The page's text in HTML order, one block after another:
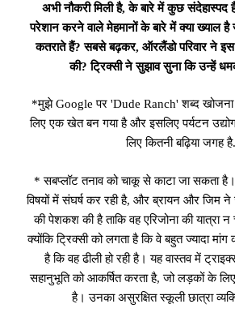
अभी नौकरी मिली है, के बारे में कुछ
परेशान करने वाले मेहमानों के बारे में क्या ख्याल
कतराते हैं? सबसे बढ़कर, ऑरलैंडो परिवार ने इस
की? ट्रिक्सी ने सुझाव सुना कि उन्हें
*मुझे Google पर 'Dude Ranch' शब्द
लिए एक खेत बन गया है और इसलिए पर्यटन
लिए कितनी बढ़िया जगह है.
* सबप्लॉट तनाव को चाकू से काटा जा सकता
विषयों में संघर्ष कर रही है, और ब्रायन और जिम
की पेशकश की है ताकि वह एरिजोना की यात्रा न
क्योंकि ट्रिक्सी को लगता है कि वे बहुत ज्यादा
है कि वह ढीली हो रही है। यह वास्तव में
सहानुभूति को आकर्षित करता है, जो लड़कों के
है। उनका असुरक्षित स्कूली छात्रा